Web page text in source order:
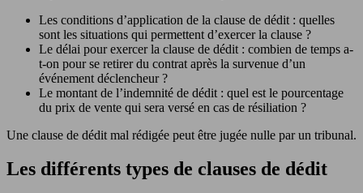
Les conditions d’application de la clause de dédit : quelles
sont les situations qui permettent d’exercer la clause ?
Le délai pour exercer la clause de dédit : combien de temps a-
t-on pour se retirer du contrat après la survenue d’un
événement déclencheur ?
Le montant de l’indemnité de dédit : quel est le pourcentage
du prix de vente qui sera versé en cas de résiliation ?
Une clause de dédit mal rédigée peut être jugée nulle par un tribunal.
Les différents types de clauses de dédit